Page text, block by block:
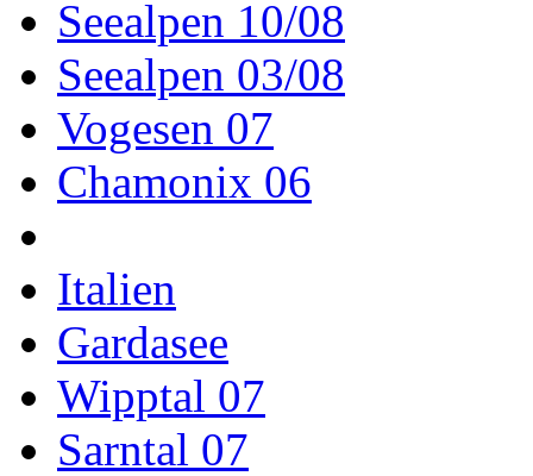
Seealpen 10/08
Seealpen 03/08
Vogesen 07
Chamonix 06
Italien
Gardasee
Wipptal 07
Sarntal 07